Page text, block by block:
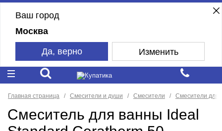
Ваш город
Москва
Да, верно Изменить
Главная страница Смесители и души Смесители Смесители для
Смеситель для ванны Ideal